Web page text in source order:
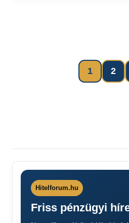
1 2
Hitelforum.hu
Friss pénzügyi